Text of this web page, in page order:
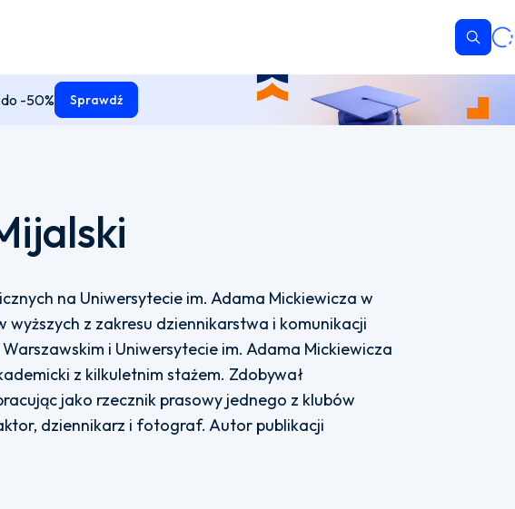
-50% Sprawdź
na Uniwersytecie im. Adama Mickiewicza w
wyższych z zakresu dziennikarstwa i komunikacji
i Uniwersytecie im. Adama Mickiewicza
z kilkuletnim stażem. Zdobywał
jako rzecznik prasowy jednego z klubów
dziennikarz i fotograf. Autor publikacji